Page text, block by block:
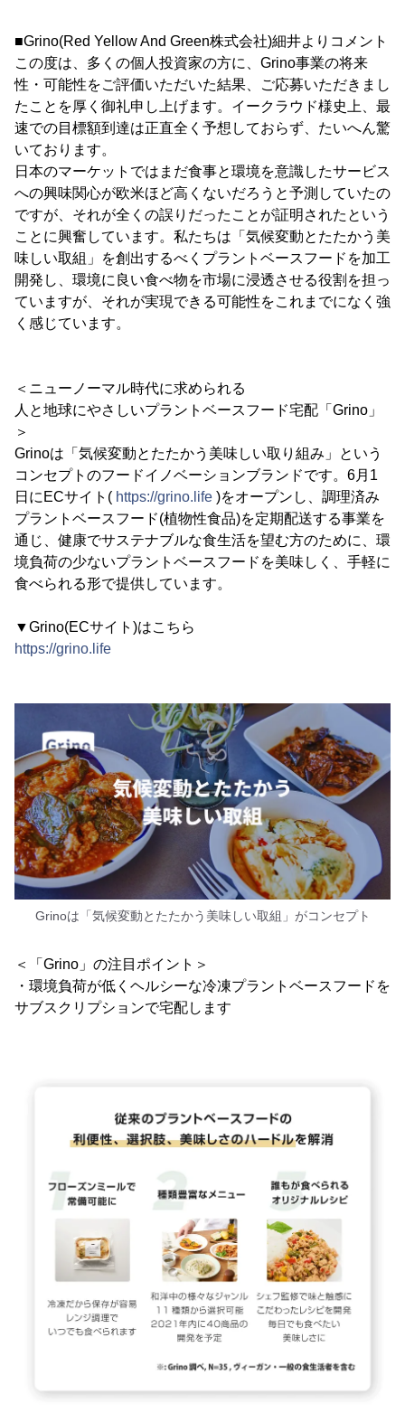
■Grino(Red Yellow And Green株式会社)細井よりコメント
この度は、多くの個人投資家の方に、Grino事業の将来
性・可能性をご評価いただいた結果、ご応募いただきまし
たことを厚く御礼申し上げます。イークラウド様史上、最
速での目標額到達は正直全く予想しておらず、たいへん驚
いております。
日本のマーケットではまだ食事と環境を意識したサービス
への興味関心が欧米ほど高くないだろうと予測していたの
ですが、それが全くの誤りだったことが証明されたという
ことに興奮しています。私たちは「気候変動とたたかう美
味しい取組」を創出するべくプラントベースフードを加工
開発し、環境に良い食べ物を市場に浸透させる役割を担っ
ていますが、それが実現できる可能性をこれまでになく強
く感じています。
＜ニューノーマル時代に求められる
人と地球にやさしいプラントベースフード宅配「Grino」
＞
Grinoは「気候変動とたたかう美味しい取り組み」という
コンセプトのフードイノベーションブランドです。6月1
日にECサイト( https://grino.life )をオープンし、調理済み
プラントベースフード(植物性食品)を定期配送する事業を
通じ、健康でサステナブルな食生活を望む方のために、環
境負荷の少ないプラントベースフードを美味しく、手軽に
食べられる形で提供しています。
▼Grino(ECサイト)はこちら
https://grino.life
Grinoは「気候変動とたたかう美味しい取組」がコンセプト
＜「Grino」の注目ポイント＞
・環境負荷が低くヘルシーな冷凍プラントベースフードを
サブスクリプションで宅配します